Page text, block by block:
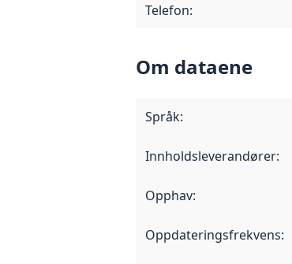
Telefon:
Om dataene
Språk:
Innholdsleverandører:
Opphav:
Oppdateringsfrekvens: